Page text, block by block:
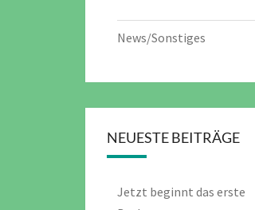
News/Sonstiges
NEUESTE BEITRÄGE
Jetzt beginnt das erste